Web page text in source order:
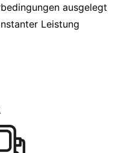
ausgelegt
Leistung